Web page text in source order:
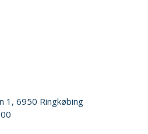
1, 6950 Ringkøbing